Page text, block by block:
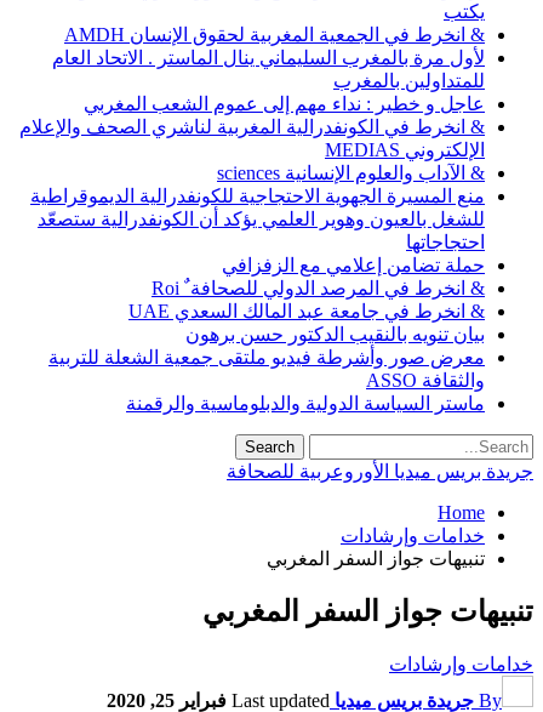
يكتب
& انخرط في الجمعية المغربية لحقوق الإنسان AMDH
لأول مرة بالمغرب السليماني ينال الماستر . الاتحاد العام
للمتداولين بالمغرب
عاجل و خطير : نداء مهم إلى عموم الشعب المغربي
& انخرط في الكونفدرالية المغربية لناشري الصحف والإعلام
الإلكتروني MEDIAS
& الآداب والعلوم الإنسانية sciences
منع المسيرة الجهوية الاحتجاجية للكونفدرالية الديموقراطية
للشغل بالعيون وهوير العلمي يؤكد أن الكونفدرالية ستصعّد
احتجاجاتها
حملة تضامن إعلامي مع الزفزافي
& انخرط في المرصد الدولي للصحافة ٌ Roi
& انخرط في جامعة عبد المالك السعدي UAE
بيان تنويه بالنقيب الدكتور حسن برهون
معرض صور وأشرطة فيديو ملتقى جمعية الشعلة للتربية
والثقافة ASSO
ماستر السياسة الدولية والدبلوماسية والرقمنة
جريدة بريس ميديا الأوروعربية للصحافة
Home
خدامات وإرشادات
تنبيهات جواز السفر المغربي
تنبيهات جواز السفر المغربي
خدامات وإرشادات
By جريدة بريس ميديا Last updated فبراير 25, 2020